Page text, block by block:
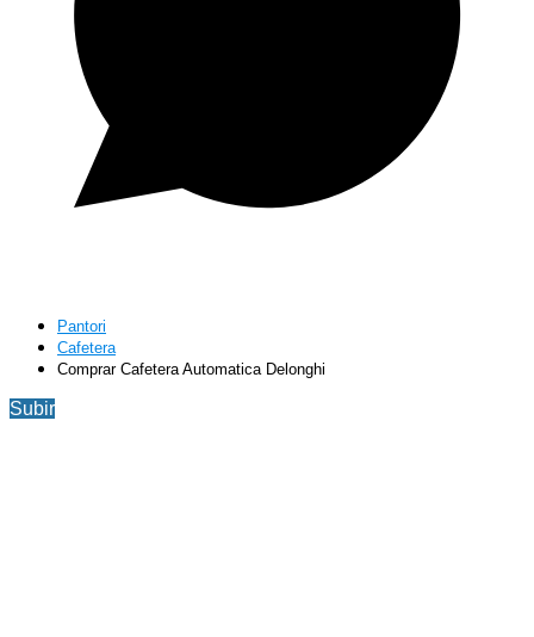
Pantori
Cafetera
Comprar Cafetera Automatica Delonghi
Subir